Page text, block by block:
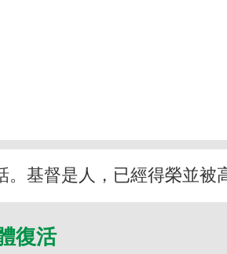
基督是人，已經得榮並被
復活